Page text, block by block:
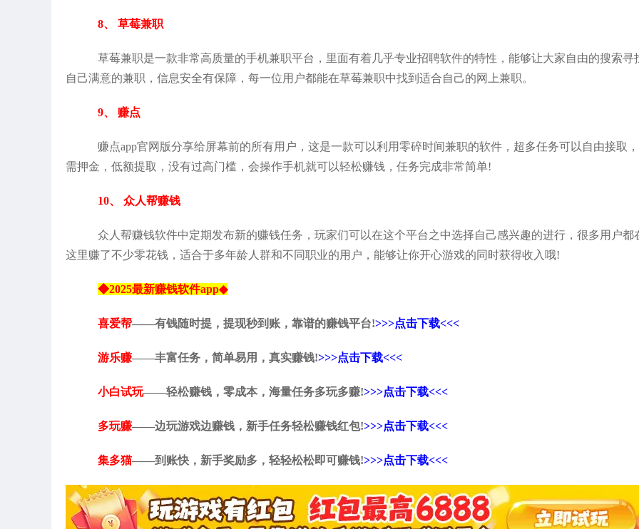
8、 草莓兼职
草莓兼职是一款非常高质量的手机兼职平台，里面有着几乎专业招聘软件的特性，能够让大家自由的搜索寻
自己满意的兼职，信息安全有保障，每一位用户都能在草莓兼职中找到适合自己的网上兼职。
9、 赚点
赚点app官网版分享给屏幕前的所有用户，这是一款可以利用零碎时间兼职的软件，超多任务可以自由接取
需押金，低额提取，没有过高门槛，会操作手机就可以轻松赚钱，任务完成非常简单!
10、 众人帮赚钱
众人帮赚钱软件中定期发布新的赚钱任务，玩家们可以在这个平台之中选择自己感兴趣的进行，很多用户都
这里赚了不少零花钱，适合于多年龄人群和不同职业的用户，能够让你开心游戏的同时获得收入哦!
◆2025最新赚钱软件app◆
喜爱帮——有钱随时提，提现秒到账，靠谱的赚钱平台!>>>点击下载<<<
游乐赚——丰富任务，简单易用，真实赚钱!>>>点击下载<<<
小白试玩——轻松赚钱，零成本，海量任务多玩多赚!>>>点击下载<<<
多玩赚——边玩游戏边赚钱，新手任务轻松赚钱红包!>>>点击下载<<<
集多猫——到账快，新手奖励多，轻轻松松即可赚钱!>>>点击下载<<<